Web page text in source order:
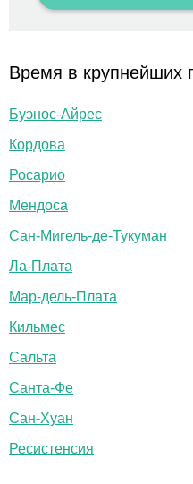
Время в крупнейших
Буэнос-Айрес
Кордова
Росарио
Мендоса
Сан-Мигель-де-Тукуман
Ла-Плата
Мар-дель-Плата
Кильмес
Сальта
Санта-Фе
Сан-Хуан
Ресистенсия